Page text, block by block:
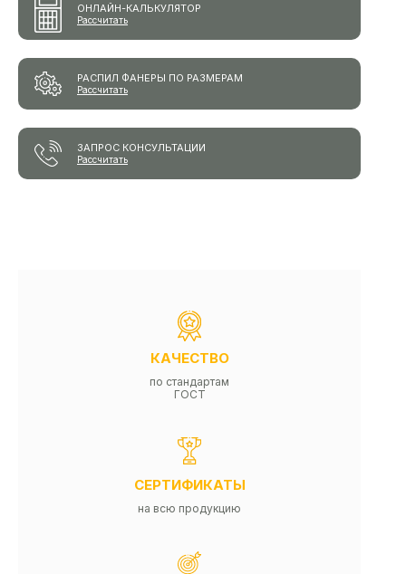
ОНЛАЙН-КАЛЬКУЛЯТОР
Рассчитать
РАСПИЛ ФАНЕРЫ ПО РАЗМЕРАМ
Рассчитать
ЗАПРОС КОНСУЛЬТАЦИИ
Рассчитать
КАЧЕСТВО
по стандартам
ГОСТ
СЕРТИФИКАТЫ
на всю продукцию